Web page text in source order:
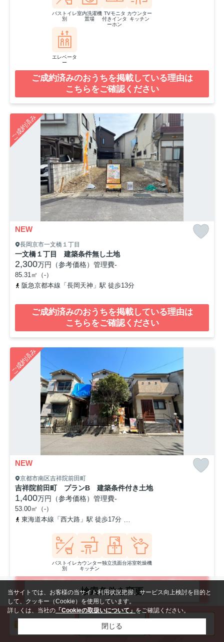
バストイレ
別
室内洗濯機
置場
TVモニタ
付きインタ
ーホン
カウンター
キッチン
エレベータ
ー
ご成約済みのおうちを掲載している理由は
こちらをご確認ください
ご成約済み
NEW
長岡京市一文橋１丁目
一文橋１丁目 建築条件無し土地
2,300万円（参考価格） 管理費-
85.31㎡（-）
阪急京都本線「長岡天神」駅 徒歩13分
ご成約済みのおうちを掲載している理由は
こちらをご確認ください
ご成約済み
NEW
京都市南区吉祥院前田町
吉祥院前田町 プランB 建築条件付き土地
1,400万円（参考価格） 管理費-
53.00㎡（-）
東海道本線「西大路」駅 徒歩17分
バストイレ
別
カウンター
キッチン
独立洗面台浴室乾燥機
こちらをご確認ください
検索条件を変更
当サイトでは、お客様の当サイト利用状況把握、サービス向上検討を目的と
して、クッキー（Cookie）を使用しています。
詳しくは、当社の 「Cookieの取扱いについて」をご確認ください。
閉じる